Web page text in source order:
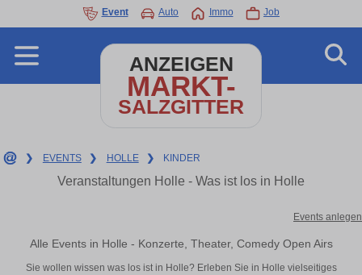
Event Auto Immo Job
ANZEIGEN
MARKT-
SALZGITTER
❯ EVENTS ❯ HOLLE ❯ KINDER
Veranstaltungen Holle - Was ist los in Holle
Events anlegen
Alle Events in Holle - Konzerte, Theater, Comedy Open Airs
Sie wollen wissen was los ist in Holle? Erleben Sie in Holle vielseitiges